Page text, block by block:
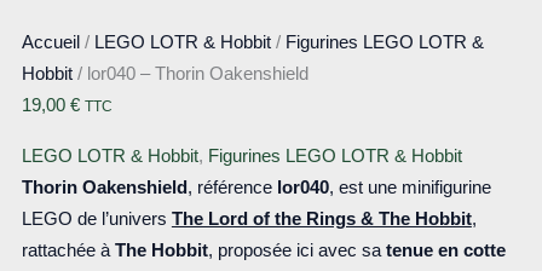
Accueil / LEGO LOTR & Hobbit/ Figurines LEGO LOTR &
Hobbit/ lor040 – Thorin Oakenshield
19,00 € TTC
LEGO LOTR & Hobbit, Figurines LEGO LOTR & Hobbit
Thorin Oakenshield, référence lor040, est une minifigurine
LEGO de l’univers The Lord of the Rings & The Hobbit,
rattachée à The Hobbit, proposée ici avec sa tenue en cotte